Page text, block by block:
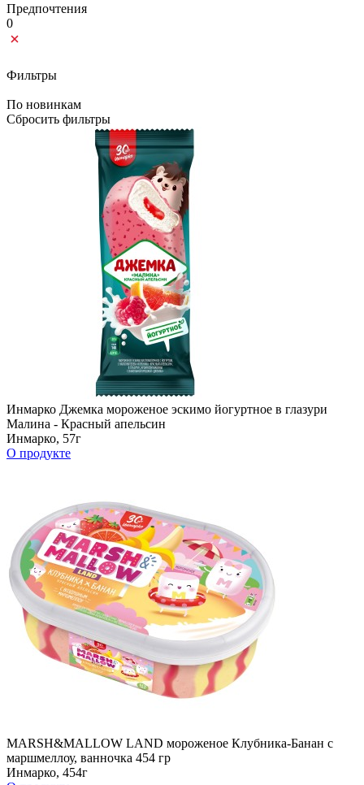
Предпочтения
0
Фильтры
По новинкам
Сбросить фильтры
Инмарко Джемка мороженое эскимо йогуртное в глазури
Малина - Красный апельсин
Инмарко, 57г
О продукте
MARSH&MALLOW LAND мороженое Клубника-Банан с
маршмеллоу, ванночка 454 гр
Инмарко, 454г